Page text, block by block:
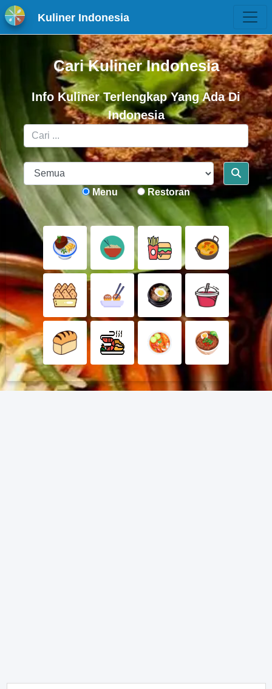
Kuliner Indonesia
Cari Kuliner Indonesia
Info Kuliner Terlengkap Yang Ada Di
Indonesia
Menu Restoran